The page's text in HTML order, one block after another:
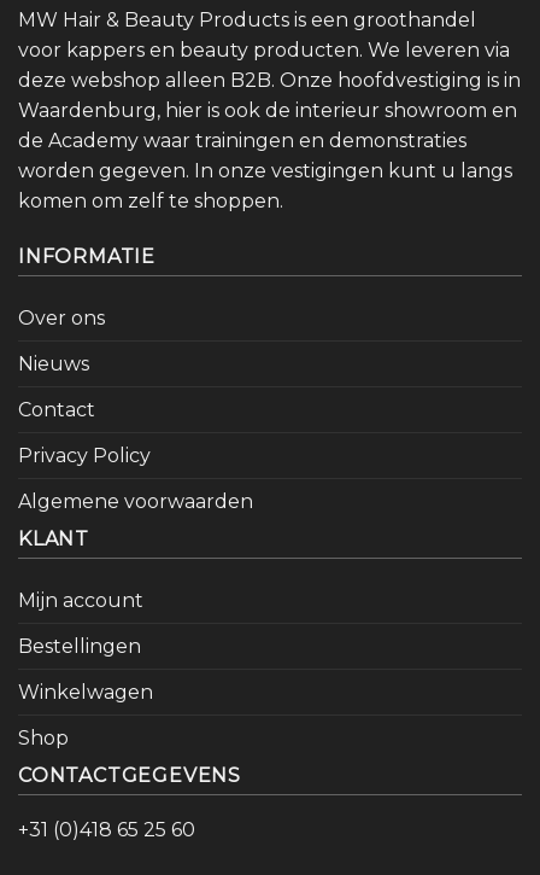
MW Hair & Beauty Products is een groothandel
voor kappers en beauty producten. We leveren via
deze webshop alleen B2B. Onze hoofdvestiging is in
Waardenburg, hier is ook de interieur showroom en
de Academy waar trainingen en demonstraties
worden gegeven. In onze vestigingen kunt u langs
komen om zelf te shoppen.
INFORMATIE
Over ons
Nieuws
Contact
Privacy Policy
Algemene voorwaarden
KLANT
Mijn account
Bestellingen
Winkelwagen
Shop
CONTACTGEGEVENS
+31 (0)418 65 25 60